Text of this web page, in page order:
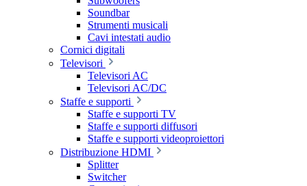
Soundbar
Strumenti musicali
Cavi intestati audio
Cornici digitali
Televisori
Televisori AC
Televisori AC/DC
Staffe e supporti
Staffe e supporti TV
Staffe e supporti diffusori
Staffe e supporti videoproiettori
Distribuzione HDMI
Splitter
Switcher